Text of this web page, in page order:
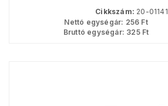
Cikkszám: 20-01141
Nettó egységár: 256 Ft
Bruttó egységár: 325Ft